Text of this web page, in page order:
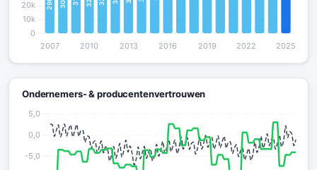
Ondernemers- & producentenvertrouwen